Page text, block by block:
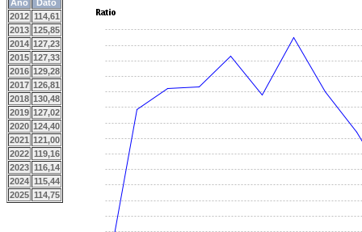
Año
Dato
2012 114,61
2013 125,85
2014 127,23
2015 127,33
2016 129,28
2017 126,81
2018 130,48
2019 127,02
2020 124,40
2021 121,00
2022 119,16
2023 116,14
2024 115,44
2025 114,75